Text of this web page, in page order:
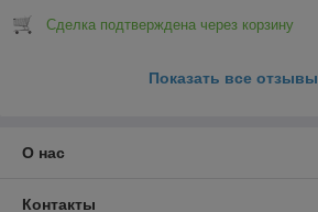
Сделка подтверждена через корзину
Показать все отзывы
О нас
Контакты